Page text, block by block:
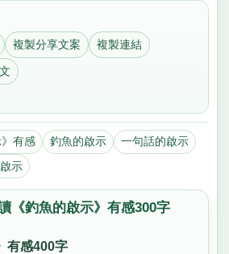
複製分享文案 複製連結
》有感 釣魚的啟示
一句話的啟示
示
《釣魚的啟示》有感300字
有感400字